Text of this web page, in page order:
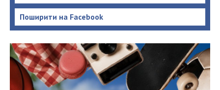
Поширити на Facebook